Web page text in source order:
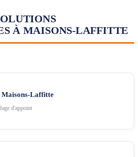
À MAISONS-LAFFITTE
Laffitte
d'appoint